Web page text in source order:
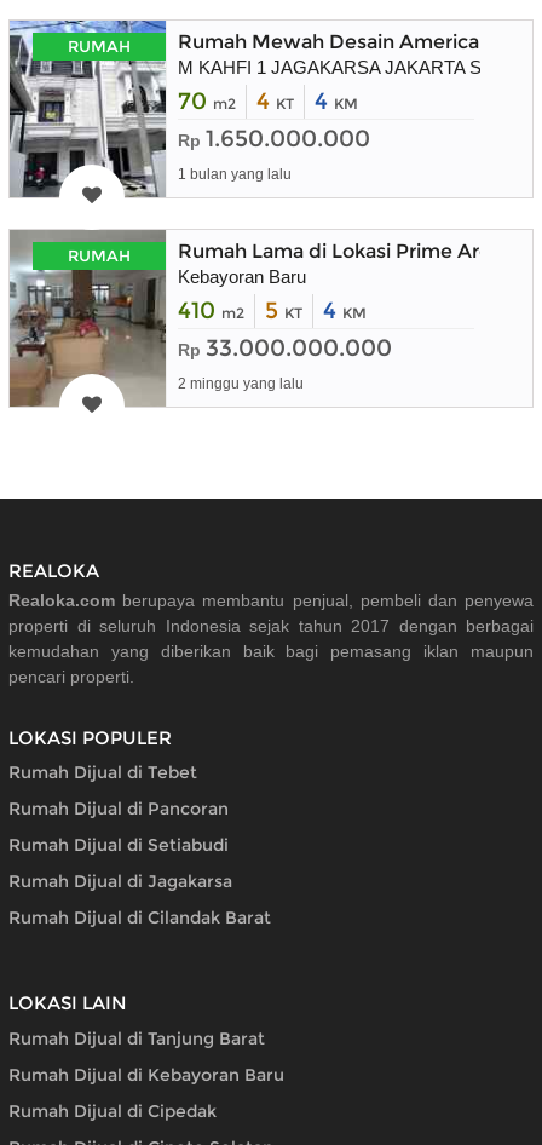
RUMAH Rumah Mewah Desain American
M KAHFI 1 JAGAKARSA JAKARTA
70 m2 4 KT 4 KM
Rp 1.650.000.000
1 bulan yang lalu
RUMAH Rumah Lama di Lokasi Prime Area
Kebayoran Baru
410 m2 5 KT 4 KM
Rp 33.000.000.000
2 minggu yang lalu
REALOKA
Realoka.com berupaya membantu penjual, pembeli dan penyewa
properti di seluruh Indonesia sejak tahun 2017 dengan berbagai
kemudahan yang diberikan baik bagi pemasang iklan maupun
pencari properti.
LOKASI POPULER
Rumah Dijual di Tebet
Rumah Dijual di Pancoran
Rumah Dijual di Setiabudi
Rumah Dijual di Jagakarsa
Rumah Dijual di Cilandak Barat
LOKASI LAIN
Rumah Dijual di Tanjung Barat
Rumah Dijual di Kebayoran Baru
Rumah Dijual di Cipedak